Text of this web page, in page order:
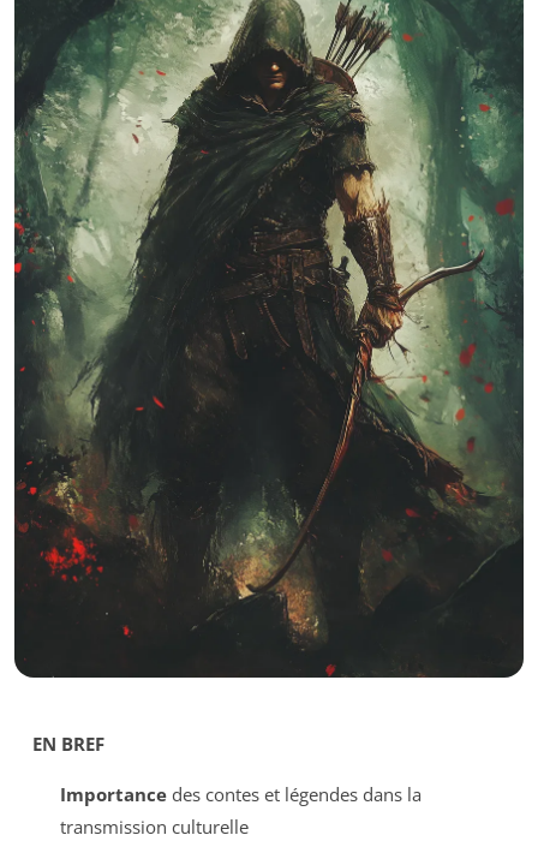
EN BREF
Importancedes contes et légendes dans la
transmission culturelle